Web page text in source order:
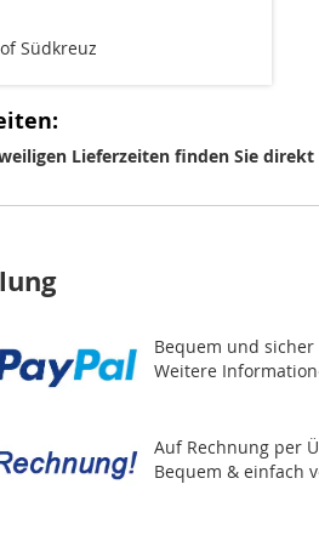
Südkreuz
Lieferzeiten finden Sie
Bequem und sicher
Weitere
Auf Rechnung per
Bequem & einfach